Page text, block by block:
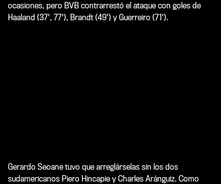
ocasiones, pero BVB contrarrestó el ataque con goles de
Haaland (37', 77'), Brandt (49') y Guerreiro (71').
Gerardo Seoane tuvo que arreglárselas sin los dos
sudamericanos Piero Hincapie y Charles Aránguiz. Como